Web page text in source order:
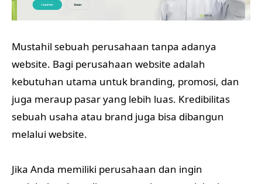
Mustahil sebuah perusahaan tanpa adanya
website. Bagi perusahaan website adalah
kebutuhan utama untuk branding, promosi, dan
juga meraup pasar yang lebih luas. Kredibilitas
sebuah usaha atau brand juga bisa dibangun
melalui website.
Jika Anda memiliki perusahaan dan ingin